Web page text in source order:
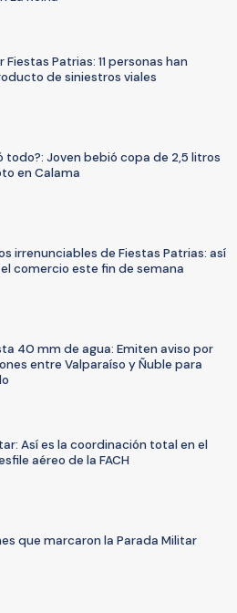
Fiestas Patrias: 11 personas han
de siniestros viales
todo?: Joven bebió copa de 2,5 litros
en Calama
irrenunciables de Fiestas Patrias: así
comercio este fin de semana
40 mm de agua: Emiten aviso por
entre Valparaíso y Ñuble para
Así es la coordinación total en el
aéreo de la FACH
que marcaron la Parada Militar